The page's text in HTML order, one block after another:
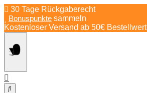
Springe
zum
Inhalt
30 Tage Rückgaberecht
Bonuspunkte sammeln
Kostenloser Versand ab 50€ Bestellwert